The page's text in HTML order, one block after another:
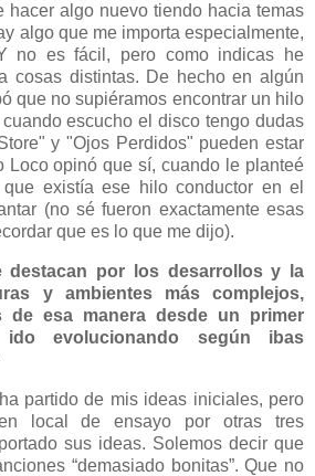
hacer algo nuevo tiendo hacia temas
algo que me importa especialmente,
no es fácil, pero como indicas he
cosas distintas. De hecho en algún
que no supiéramos encontrar un hilo
escucho el disco tengo dudas
y "Ojos Perdidos" pueden estar
Loco opinó que sí, cuando le planteé
existía ese hilo conductor en el
(no sé fueron exactamente esas
que es lo que me dijo).
destacan por los desarrollos y la
y ambientes más complejos,
de esa manera desde un primer
evolucionando según ibas
partido de mis ideas iniciales, pero
local de ensayo por otras tres
sus ideas. Solemos decir que
“demasiado bonitas”. Que no